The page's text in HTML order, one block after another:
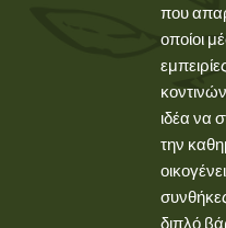
που
οποίοι
ιδέα να
την
διπλό